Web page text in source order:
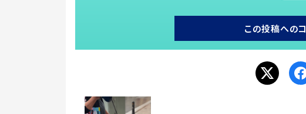
この投稿への